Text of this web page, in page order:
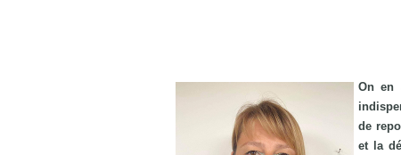
On en
de
et la